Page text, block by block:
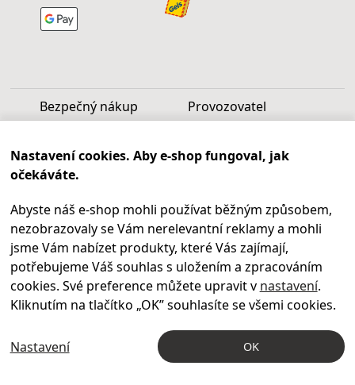
Bezpečný nákup Provozovatel
Infolinka
Po - Pá 9.00 - 17.00
+420469 621 252
Kontakty
Kariéra
© 2004 – 2026
Nastavení cookies. Aby e-shop fungoval, jak
očekáváte.
Abyste náš e-shop mohli používat běžným způsobem,
nezobrazovaly se Vám nerelevantní reklamy a mohli
jsme Vám nabízet produkty, které Vás zajímají,
potřebujeme Váš souhlas s uložením a zpracováním
cookies. Své preference můžete upravit v nastavení.
Kliknutím na tlačítko „OK” souhlasíte se všemi cookies.
Nastavení OK